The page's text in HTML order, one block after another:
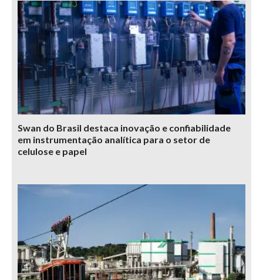
Swan do Brasil destaca inovação e confiabilidade
em instrumentação analítica para o setor de
celulose e papel